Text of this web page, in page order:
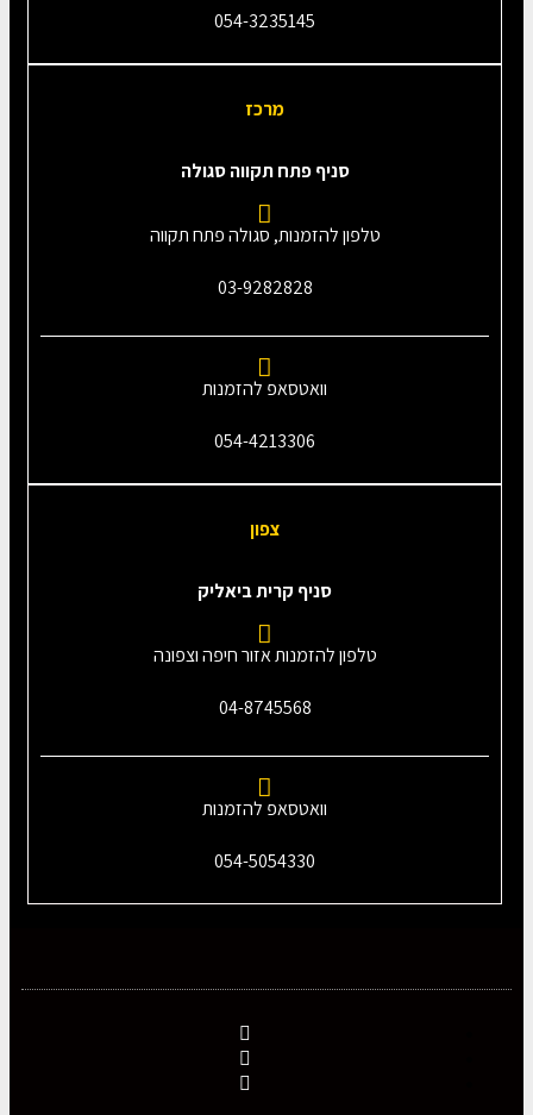
054-3235145‎
מרכז
סניף פתח תקווה סגולה
טלפון להזמנות, סגולה פתח תקווה
03-9282828
וואטסאפ להזמנות
054-4213306
צפון
סניף קרית ביאליק
טלפון להזמנות אזור חיפה וצפונה
04-8745568
וואטסאפ להזמנות
054-5054330